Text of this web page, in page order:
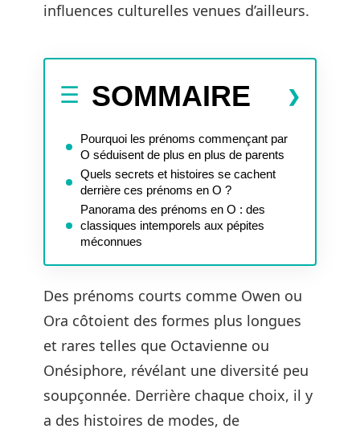
influences culturelles venues d’ailleurs.
SOMMAIRE
Pourquoi les prénoms commençant par
O séduisent de plus en plus de parents
Quels secrets et histoires se cachent
derrière ces prénoms en O ?
Panorama des prénoms en O : des
classiques intemporels aux pépites
méconnues
Des prénoms courts comme Owen ou
Ora côtoient des formes plus longues
et rares telles que Octavienne ou
Onésiphore, révélant une diversité peu
soupçonnée. Derrière chaque choix, il y
a des histoires de modes, de